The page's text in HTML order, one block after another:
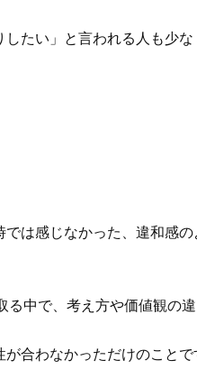
たい」と言われる人も少な
は感じなかった、違和感
中で、考え方や価値観の
合わなかっただけのことで